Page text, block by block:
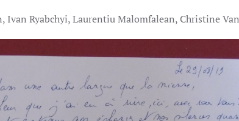
Ivan Ryabchyi, Laurentiu Malomfalean, Christine